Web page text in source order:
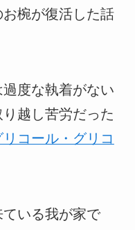
椀が復活した話
度な執着がない
越し苦労だった
リコール・グリコ
いる我が家で